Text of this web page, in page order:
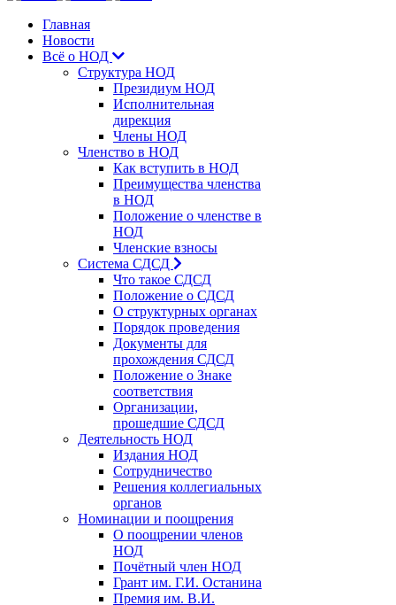
Главная
Новости
Всё о НОД
Структура НОД
Президиум НОД
Исполнительная
дирекция
Члены НОД
Членство в НОД
Как вступить в НОД
Преимущества членства
в НОД
Положение о членстве в
НОД
Членские взносы
Система СДСД
Что такое СДСД
Положение о СДСД
О структурных органах
Порядок проведения
Документы для
прохождения СДСД
Положение о Знаке
соответствия
Организации,
прошедшие СДСД
Деятельность НОД
Издания НОД
Сотрудничество
Решения коллегиальных
органов
Номинации и поощрения
О поощрении членов
НОД
Почётный член НОД
Грант им. Г.И. Останина
Премия им. В.И.